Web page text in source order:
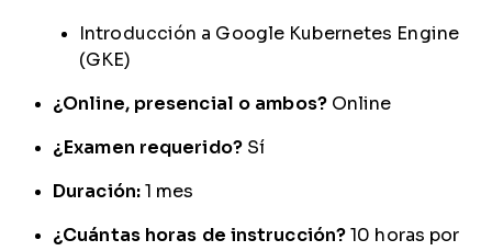
Introducción a Google Kubernetes Engine
(GKE)
¿Online, presencial o ambos?Online
¿Examen requerido?Sí
Duración:1 mes
¿Cuántas horas de instrucción? 10 horas por